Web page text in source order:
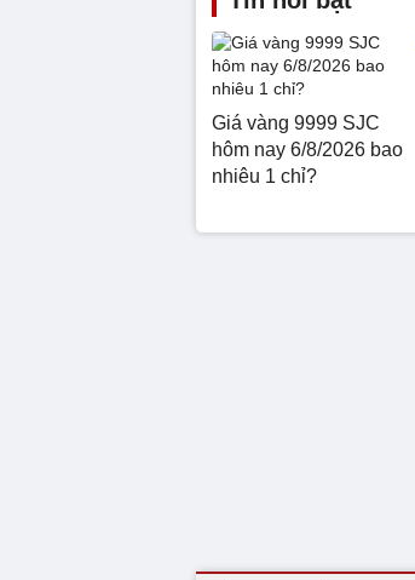
Giá vàng 9999 SJC
hôm nay 6/8/2026 bao
nhiêu 1 chỉ?